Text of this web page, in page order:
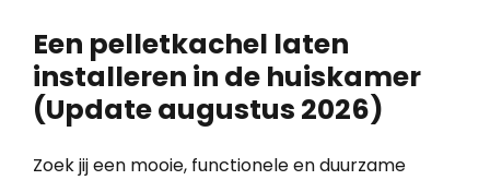
Een pelletkachel laten
installeren in de huiskamer
(Update augustus 2026)
Zoek jij een mooie, functionele en duurzame